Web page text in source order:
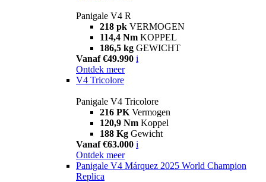
Panigale V4 R
218 pk VERMOGEN
114,4 Nm KOPPEL
186,5 kg GEWICHT
Vanaf €49.990 i
Ontdek meer
V4 Tricolore
Panigale V4 Tricolore
216 PK Vermogen
120,9 Nm Koppel
188 Kg Gewicht
Vanaf €63.000 i
Ontdek meer
Panigale V4 Márquez 2025 World Champion
Replica